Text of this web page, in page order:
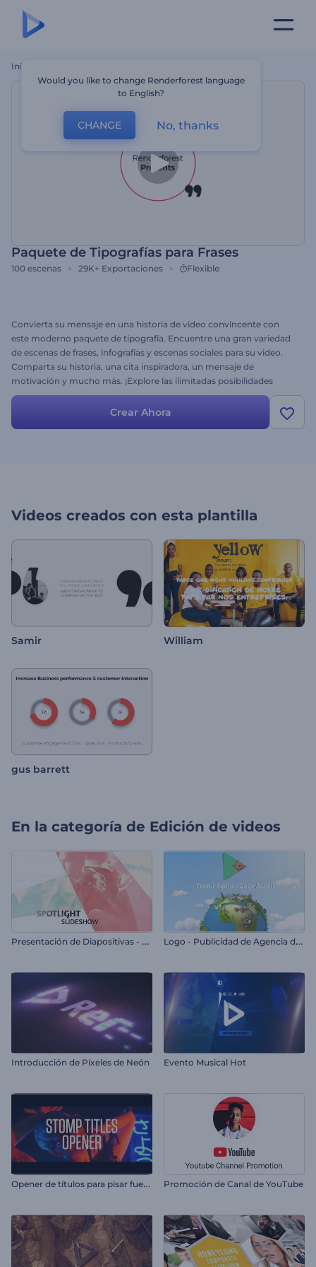
Inicio
Paquete de Tipografías para Frases
100 escenas 29K+ Exportaciones Flexible
Convierta su mensaje en una historia de video convincente con
este moderno paquete de tipografía. Encuentre una gran variedad
de escenas de frases, infografías y escenas sociales para su video.
Comparta su historia, una cita inspiradora, un mensaje de
motivación y mucho más. ¡Explore las ilimitadas posibilidades
ahora!
Crear Ahora
Videos creados con esta plantilla
Samir William
gus barrett
En la categoría de Edición de videos
P
resentación de Diapositivas - Enfoque L
ogo - Publicidad de Agencia de Viajes
Introducción de Píxeles de Neón Evento Musical Hot
O
pener de títulos para pisar fuerte Promoción de Canal de YouTube
Would you like to change Renderforest language
to English?
CHANGE No, thanks